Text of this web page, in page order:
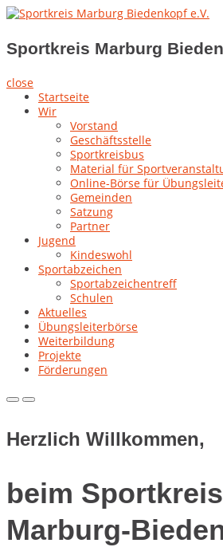
Skip
content
Sportkreis Marburg Biedenkopf e.V.
Sportkreis Marburg
close
Startseite
Wir
Vorstand
Geschäftsstelle
Sportkreisbus
Material für
Online-Börse für
Gemeinden
Satzung
Partner
Jugend
Kindeswohl
Sportabzeichen
Sportabzeichentreff
Schulen
Aktuelles
Übungsleiterbörse
Weiterbildung
Projekte
Förderungen
Primary
Mobile
Primary
Desktop
Herzlich Willkommen,
beim Sportkreis
Marburg-